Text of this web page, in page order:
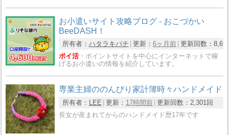
お小遣いサイト攻略ブログ - おこづかい
BeeDASH！
所有者： ハタラキバチ 更新： 6ヶ月前 更新回数：
ポイ活・ポイントサイトを中心にインターネットで稼
げるお小遣いの情報を紹介しています。
専業主婦ののんびり家計簿時々ハンドメイド
所有者： LEE 更新： 17時間前 更新回数： 2,301回
長女が産まれてからのハンドメイド歴17年です